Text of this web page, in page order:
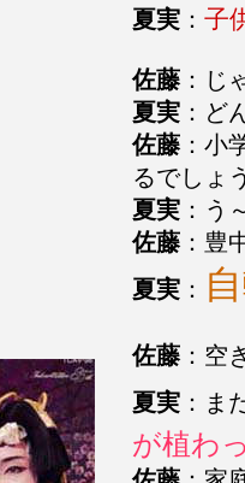
夏実 ： 子
佐藤 ：じ
夏実 ：ど
佐藤 ：小
るでしょ
夏実 ：
佐藤 ：豊
夏実 ：
佐藤 ：
夏実 ：ま
が植わ